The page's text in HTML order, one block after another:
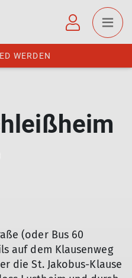
WERDEN
(oder Bus 60
auf dem Klausenweg
die St. Jakobus-Klause